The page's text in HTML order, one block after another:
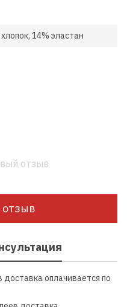
14% эластан
отзыв
отзыв
оплачивается по